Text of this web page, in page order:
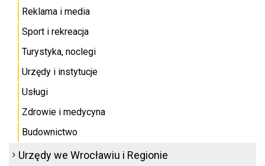
Reklama i media
Sport i rekreacja
Turystyka, noclegi
Urzędy i instytucje
Usługi
Zdrowie i medycyna
Budownictwo
Urzędy we Wrocławiu i Regionie